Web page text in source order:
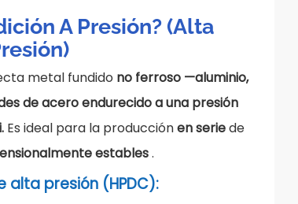
A Presión? (Alta
metal fundido no ferroso —aluminio,
de acero endurecido a una presión
Es ideal para la producciónen seriede
estables.
alta presión (HPDC):